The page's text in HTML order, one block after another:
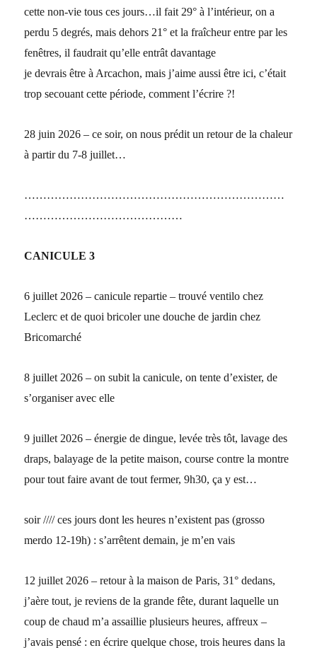
cette non-vie tous ces jours…il fait 29° à l’intérieur, on a
perdu 5 degrés, mais dehors 21° et la fraîcheur entre par les
fenêtres, il faudrait qu’elle entrât davantage
je devrais être à Arcachon, mais j’aime aussi être ici, c’était
trop secouant cette période, comment l’écrire ?!
28 juin 2026 – ce soir, on nous prédit un retour de la chaleur
à partir du 7-8 juillet…
……………………………………………………………
……………………………………
CANICULE 3
6 juillet 2026 – canicule repartie – trouvé ventilo chez
Leclerc et de quoi bricoler une douche de jardin chez
Bricomarché
8 juillet 2026 – on subit la canicule, on tente d’exister, de
s’organiser avec elle
9 juillet 2026 – énergie de dingue, levée très tôt, lavage des
draps, balayage de la petite maison, course contre la montre
pour tout faire avant de tout fermer, 9h30, ça y est…
soir //// ces jours dont les heures n’existent pas (grosso
merdo 12-19h) : s’arrêtent demain, je m’en vais
12 juillet 2026 – retour à la maison de Paris, 31° dedans,
j’aère tout, je reviens de la grande fête, durant laquelle un
coup de chaud m’a assaillie plusieurs heures, affreux –
j’avais pensé : en écrire quelque chose, trois heures dans la